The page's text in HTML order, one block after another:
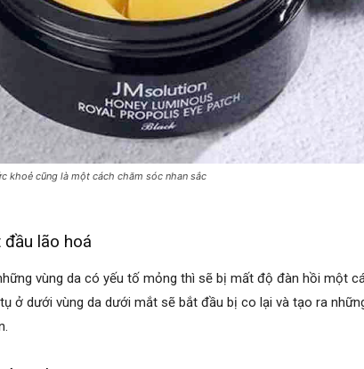
khoẻ cũng là một cách chăm sóc nhan sắc
đầu lão hoá
vùng da có yếu tố mỏng thì sẽ bị mất độ đàn hồi một
ở dưới vùng da dưới mắt sẽ bắt đầu bị co lại và tạo ra